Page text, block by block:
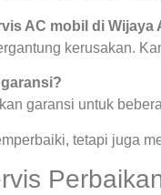
AC mobil di Wijaya
kerusakan.
garansi untuk
tetapi juga